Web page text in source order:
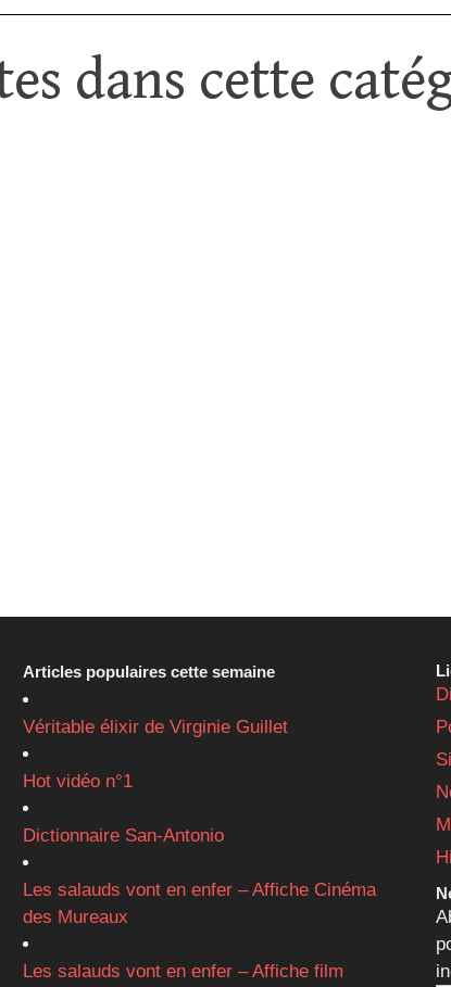
dans cette
Articles populaires cette semaine
Véritable élixir de Virginie Guillet
Hot vidéo n°1
Dictionnaire San-Antonio
Les salauds vont en enfer – Affiche Cinéma
des Mureaux
Les salauds vont en enfer – Affiche film